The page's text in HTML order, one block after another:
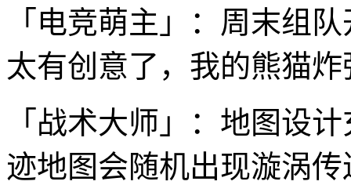
「电竞萌主」：周末组
太有创意了，我的熊猫
「战术大师」：地图设
迹地图会随机出现漩涡